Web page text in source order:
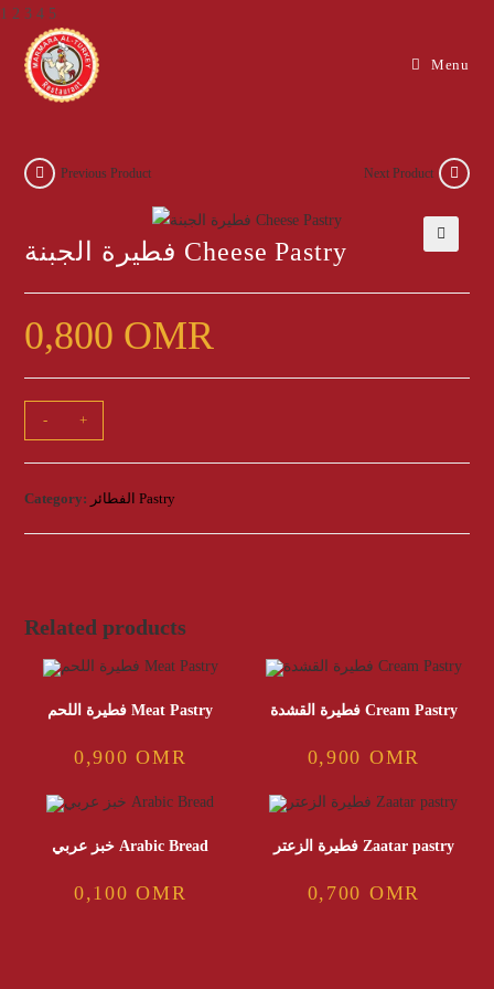
1 2 3 4 5
content
Menu
Previous Product Next Product
فطيرة الجبنة Cheese Pastry
0,800 OMR
الجبنة
Cheese
Pastry
- +
Category: الفطائر Pastry
Related products
فطيرة اللحم Meat Pastry
0,900OMR
فطيرة القشدة Cream Pastry
0,900 OMR
خبز عربي Arabic Bread
0,100OMR
فطيرة الزعتر Zaatar pastry
0,700 OMR